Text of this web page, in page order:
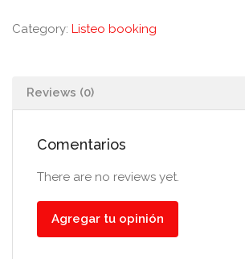
Category: Listeo booking
Reviews (0)
Comentarios
There are no reviews yet.
Agregar tu opinión